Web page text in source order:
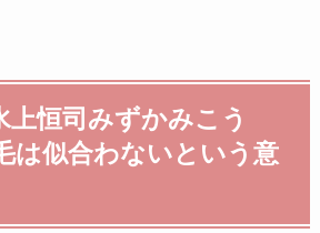
上恒司みずかみこう
は似合わないという意